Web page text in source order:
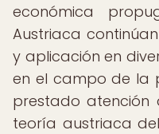
económica
Austriaca
y aplicación en
en el campo de la
prestado atención
teoría austriaca